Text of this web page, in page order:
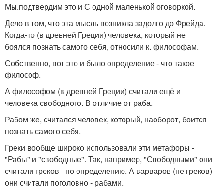
Мы.подтвердим это и С одной маленькой оговоркой.
Дело в том, что эта мысль возникла задолго до Фрейда.
Когда-то (в древней Греции) человека, который не
боялся познать самого себя, относили к. философам.
Собственно, вот это и было определение - что такое
философ.
А философом (в древней Греции) считали ещё и
человека свободного. В отличие от раба.
Рабом же, считался человек, который, наоборот, боится
познать самого себя.
Греки вообще широко использовали эти метафоры -
"Рабы" и "свободные". Так, например, "Свободными" они
считали греков - по определению. А варваров (не греков)
они считали поголовно - рабами.